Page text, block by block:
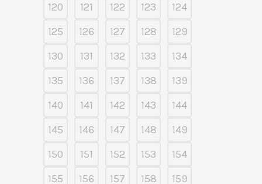
120
121 122 123
124
125
126 127 128
129
130
131 132 133
134
135
136 137 138
139
140
141 142 143
144
145
146 147 148
149
150
151 152 153
154
155
156 157 158
159